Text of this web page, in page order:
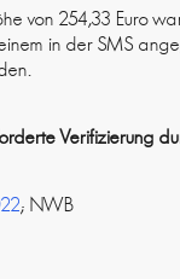
von 254,33 Euro
in der SMS
Verifizierung
; NWB